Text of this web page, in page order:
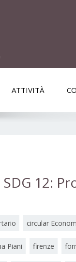
ATTIVITÀ
12:
circular
Piani firenze